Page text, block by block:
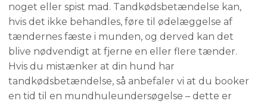
noget eller spist mad. Tandkødsbetændelse kan,
hvis det ikke behandles, føre til ødelæggelse af
tændernes fæste i munden, og derved kan det
blive nødvendigt at fjerne en eller flere tænder.
Hvis du mistænker at din hund har
tandkødsbetændelse, så anbefaler vi at du booker
en tid til en mundhuleundersøgelse – dette er